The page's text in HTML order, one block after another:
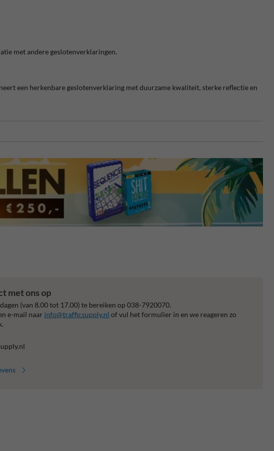
met andere geslotenverklaringen.
een herkenbare geslotenverklaring met duurzame kwaliteit, sterke reflectie en
met ons op
(van 8.00 tot 17.00) te bereiken op 038-7920070.
e-mail naar info@trafficsupply.nl of vul het formulier in en we reageren zo